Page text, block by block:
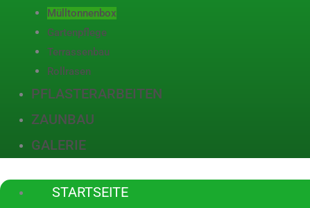
Mülltonnenbox
Gartenpflege
Terrassenbau
Rollrasen
PFLASTERARBEITEN
ZAUNBAU
GALERIE
STARTSEITE